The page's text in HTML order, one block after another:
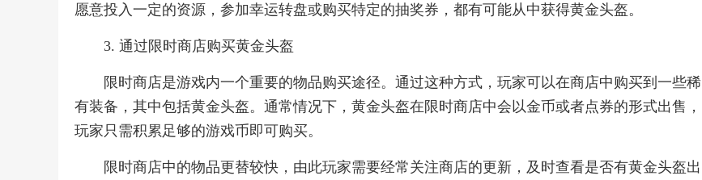
愿意投入一定的资源，参加幸运转盘或购买特定的抽奖券，都有可能从中获得黄金头盔。
3. 通过限时商店购买黄金头盔
限时商店是游戏内一个重要的物品购买途径。通过这种方式，玩家可以在商店中购买到一些稀
有装备，其中包括黄金头盔。通常情况下，黄金头盔在限时商店中会以金币或者点券的形式出售，
玩家只需积累足够的游戏币即可购买。
限时商店中的物品更替较快，由此玩家需要经常关注商店的更新，及时查看是否有黄金头盔出